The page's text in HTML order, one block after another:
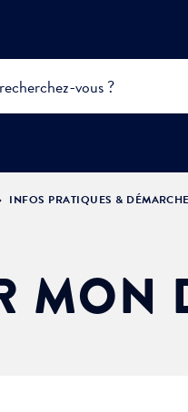
INFOS PRATIQUES &
MON